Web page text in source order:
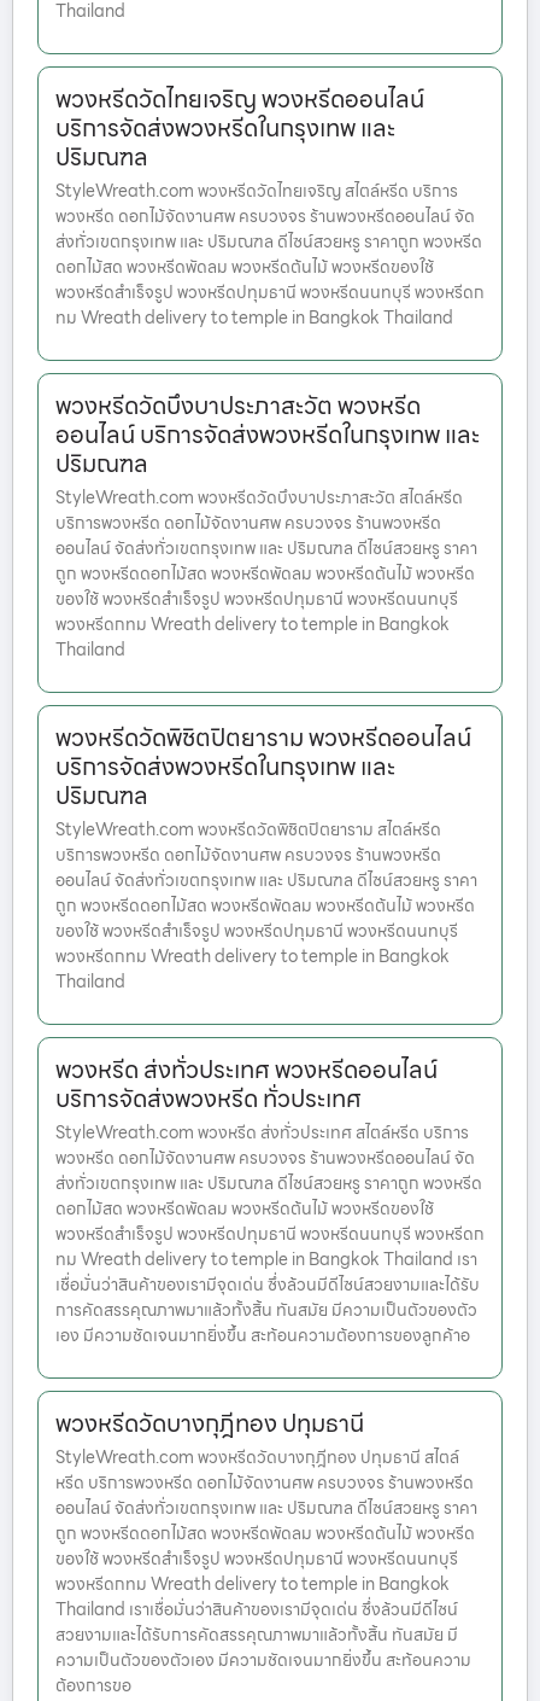
Thailand
พวงหรีดวัดไทยเจริญ พวงหรีดออนไลน์
บริการจัดส่งพวงหรีดในกรุงเทพ และ
ปริมณฑล
StyleWreath.com พวงหรีดวัดไทยเจริญ สไตล์หรีด บริการ
พวงหรีด ดอกไม้จัดงานศพ ครบวงจร ร้านพวงหรีดออนไลน์ จัด
ส่งทั่วเขตกรุงเทพ และ ปริมณฑล ดีไซน์สวยหรู ราคาถูก พวงหรีด
ดอกไม้สด พวงหรีดพัดลม พวงหรีดต้นไม้ พวงหรีดของใช้
พวงหรีดสำเร็จรูป พวงหรีดปทุมธานี พวงหรีดนนทบุรี พวงหรีดก
ทม Wreath delivery to temple in Bangkok Thailand
พวงหรีดวัดบึงบาประภาสะวัต พวงหรีด
ออนไลน์ บริการจัดส่งพวงหรีดในกรุงเทพ และ
ปริมณฑล
StyleWreath.com พวงหรีดวัดบึงบาประภาสะวัต สไตล์หรีด
บริการพวงหรีด ดอกไม้จัดงานศพ ครบวงจร ร้านพวงหรีด
ออนไลน์ จัดส่งทั่วเขตกรุงเทพ และ ปริมณฑล ดีไซน์สวยหรู ราคา
ถูก พวงหรีดดอกไม้สด พวงหรีดพัดลม พวงหรีดต้นไม้ พวงหรีด
ของใช้ พวงหรีดสำเร็จรูป พวงหรีดปทุมธานี พวงหรีดนนทบุรี
พวงหรีดกทม Wreath delivery to temple in Bangkok
Thailand
พวงหรีดวัดพิชิตปิตยาราม พวงหรีดออนไลน์
บริการจัดส่งพวงหรีดในกรุงเทพ และ
ปริมณฑล
StyleWreath.com พวงหรีดวัดพิชิตปิตยาราม สไตล์หรีด
บริการพวงหรีด ดอกไม้จัดงานศพ ครบวงจร ร้านพวงหรีด
ออนไลน์ จัดส่งทั่วเขตกรุงเทพ และ ปริมณฑล ดีไซน์สวยหรู ราคา
ถูก พวงหรีดดอกไม้สด พวงหรีดพัดลม พวงหรีดต้นไม้ พวงหรีด
ของใช้ พวงหรีดสำเร็จรูป พวงหรีดปทุมธานี พวงหรีดนนทบุรี
พวงหรีดกทม Wreath delivery to temple in Bangkok
Thailand
พวงหรีด ส่งทั่วประเทศ พวงหรีดออนไลน์
บริการจัดส่งพวงหรีด ทั่วประเทศ
StyleWreath.com พวงหรีด ส่งทั่วประเทศ สไตล์หรีด บริการ
พวงหรีด ดอกไม้จัดงานศพ ครบวงจร ร้านพวงหรีดออนไลน์ จัด
ส่งทั่วเขตกรุงเทพ และ ปริมณฑล ดีไซน์สวยหรู ราคาถูก พวงหรีด
ดอกไม้สด พวงหรีดพัดลม พวงหรีดต้นไม้ พวงหรีดของใช้
พวงหรีดสำเร็จรูป พวงหรีดปทุมธานี พวงหรีดนนทบุรี พวงหรีดก
ทม Wreath delivery to temple in Bangkok Thailand เรา
เชื่อมั่นว่าสินค้าของเรามีจุดเด่น ซึ่งล้วนมีดีไซน์สวยงามและได้รับ
การคัดสรรคุณภาพมาแล้วทั้งสิ้น ทันสมัย มีความเป็นตัวของตัว
เอง มีความชัดเจนมากยิ่งขึ้น สะท้อนความต้องการของลูกค้าอ
พวงหรีดวัดบางกุฎีทอง ปทุมธานี
StyleWreath.com พวงหรีดวัดบางกุฎีทอง ปทุมธานี สไตล์
หรีด บริการพวงหรีด ดอกไม้จัดงานศพ ครบวงจร ร้านพวงหรีด
ออนไลน์ จัดส่งทั่วเขตกรุงเทพ และ ปริมณฑล ดีไซน์สวยหรู ราคา
ถูก พวงหรีดดอกไม้สด พวงหรีดพัดลม พวงหรีดต้นไม้ พวงหรีด
ของใช้ พวงหรีดสำเร็จรูป พวงหรีดปทุมธานี พวงหรีดนนทบุรี
พวงหรีดกทม Wreath delivery to temple in Bangkok
Thailand เราเชื่อมั่นว่าสินค้าของเรามีจุดเด่น ซึ่งล้วนมีดีไซน์
สวยงามและได้รับการคัดสรรคุณภาพมาแล้วทั้งสิ้น ทันสมัย มี
ความเป็นตัวของตัวเอง มีความชัดเจนมากยิ่งขึ้น สะท้อนความ
ต้องการขอ